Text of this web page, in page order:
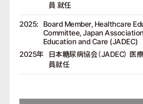
2025:
Board Member, Healthcare
Committee, Japan
Education and Care (JADEC)
員 就任
2025年
日本糖尿病協会（JADEC） 医
員就任